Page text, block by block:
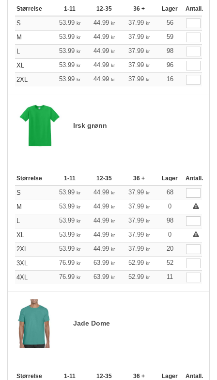
Størrelse 1-11 12-35 36 + Lager Antall.
S 53.99 kr 44.99 kr 37.99 kr
56
M
53.99 kr 44.99 kr 37.99 kr
59
L
53.99 kr 44.99 kr 37.99 kr
98
XL
53.99 kr 44.99 kr 37.99 kr
96
2XL
53.99 kr 44.99 kr 37.99 kr 16
Irsk grønn
Størrelse 1-11 12-35 36 + Lager Antall.
S 53.99 kr 44.99 kr 37.99 kr
68
M
53.99 kr 44.99 kr 37.99 kr
0
L
53.99 kr 44.99 kr 37.99 kr
98
XL
53.99 kr 44.99 kr 37.99 kr
0
2XL
53.99 kr 44.99 kr 37.99 kr
20
3XL
76.99 kr 63.99 kr 52.99 kr
52
4XL
76.99 kr 63.99 kr 52.99 kr 11
Jade Dome
Størrelse 1-11 12-35 36 + Lager Antall.